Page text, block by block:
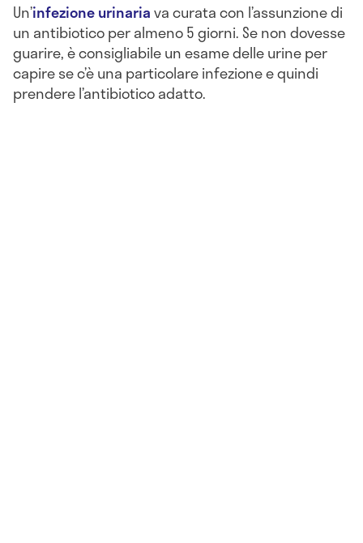
Un’infezione urinariava curata con l’assunzione di
un antibiotico per almeno 5 giorni. Se non dovesse
guarire, è consigliabile un esame delle urine per
capire se c’è una particolare infezione e quindi
prendere l’antibiotico adatto.